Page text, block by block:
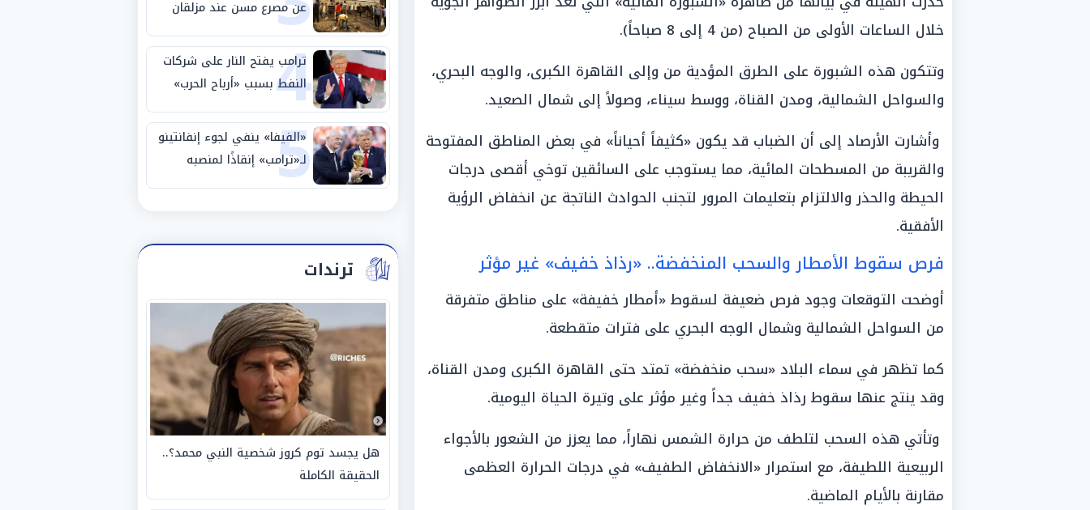
خلال الساعات الأولى من الصباح (من 4 إلى 8 صباحاً).
وتتكون هذه الشبورة على الطرق المؤدية من وإلى القاهرة الكبرى، والوجه البحري،
والسواحل الشمالية، ومدن القناة، ووسط سيناء، وصولاً إلى شمال الصعيد.
وأشارت الأرصاد إلى أن الضباب قد يكون «كثيفاً أحياناً» في بعض المناطق المفتوحة
والقريبة من المسطحات المائية، مما يستوجب على السائقين توخي أقصى درجات
الحيطة والحذر والالتزام بتعليمات المرور لتجنب الحوادث الناتجة عن انخفاض الرؤية
الأفقية.
فرص سقوط الأمطار والسحب المنخفضة.. «رذاذ خفيف» غير مؤثر
أوضحت التوقعات وجود فرص ضعيفة لسقوط «أمطار خفيفة» على مناطق متفرقة
من السواحل الشمالية وشمال الوجه البحري على فترات متقطعة.
كما تظهر في سماء البلاد «سحب منخفضة» تمتد حتى القاهرة الكبرى ومدن القناة،
وقد ينتج عنها سقوط رذاذ خفيف جداً وغير مؤثر على وتيرة الحياة اليومية.
وتأتي هذه السحب لتلطف من حرارة الشمس نهاراً، مما يعزز من الشعور بالأجواء
الربيعية اللطيفة، مع استمرار «الانخفاض الطفيف» في درجات الحرارة العظمى
مقارنة بالأيام الماضية.
عن مصرع مسن عند مزلقان
المراغة
4
ترامب يفتح النار على شركات
النفط بسبب «أرباح الحرب»
5
«الفيفا» ينفي لجوء إنفانتينو
لـ«ترامب» إنقاذًا لمنصبه
ترندات
هل يجسد توم كروز شخصية النبي محمد؟..
الحقيقة الكاملة